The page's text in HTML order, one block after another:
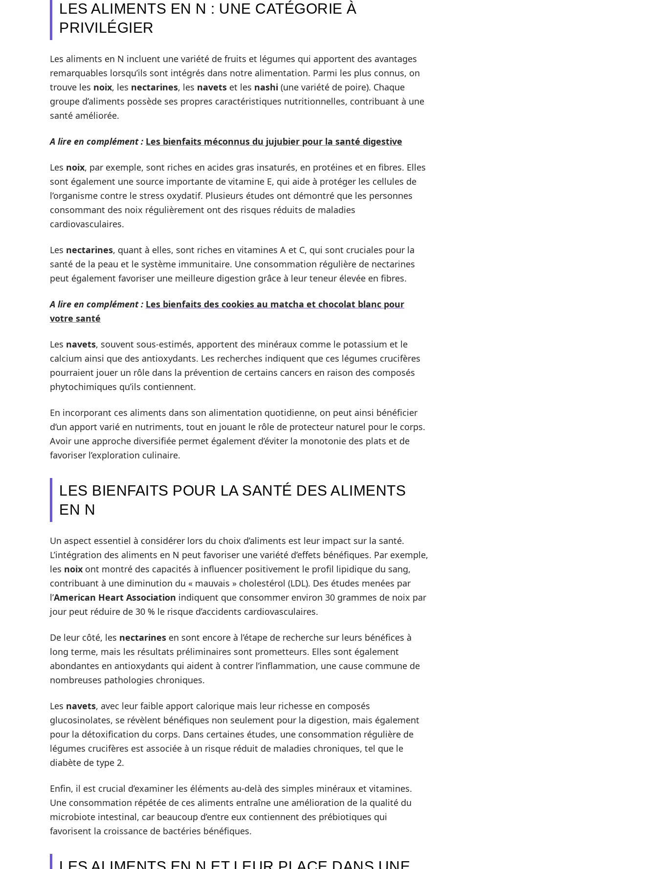
LES ALIMENTS EN N : UNE CATÉGORIE À
PRIVILÉGIER
Les aliments en N incluent une variété de fruits et légumes qui apportent des avantages
remarquables lorsqu’ils sont intégrés dans notre alimentation. Parmi les plus connus, on
trouve les noix, les nectarines, les navets et les nashi (une variété de poire). Chaque
groupe d’aliments possède ses propres caractéristiques nutritionnelles, contribuant à une
santé améliorée.
A lire en complément : Les bienfaits méconnus du jujubier pour la santé digestive
Les noix, par exemple, sont riches en acides gras insaturés, en protéines et en fibres. Elles
sont également une source importante de vitamine E, qui aide à protéger les cellules de
l’organisme contre le stress oxydatif. Plusieurs études ont démontré que les personnes
consommant des noix régulièrement ont des risques réduits de maladies
cardiovasculaires.
Les nectarines, quant à elles, sont riches en vitamines A et C, qui sont cruciales pour la
santé de la peau et le système immunitaire. Une consommation régulière de nectarines
peut également favoriser une meilleure digestion grâce à leur teneur élevée en fibres.
A lire en complément : Les bienfaits des cookies au matcha et chocolat blanc pour
votre santé
Les navets, souvent sous-estimés, apportent des minéraux comme le potassium et le
calcium ainsi que des antioxydants. Les recherches indiquent que ces légumes crucifères
pourraient jouer un rôle dans la prévention de certains cancers en raison des composés
phytochimiques qu’ils contiennent.
En incorporant ces aliments dans son alimentation quotidienne, on peut ainsi bénéficier
d’un apport varié en nutriments, tout en jouant le rôle de protecteur naturel pour le corps.
Avoir une approche diversifiée permet également d’éviter la monotonie des plats et de
favoriser l’exploration culinaire.
LES BIENFAITS POUR LA SANTÉ DES ALIMENTS
EN N
Un aspect essentiel à considérer lors du choix d’aliments est leur impact sur la santé.
L’intégration des aliments en N peut favoriser une variété d’effets bénéfiques. Par exemple,
les noix ont montré des capacités à influencer positivement le profil lipidique du sang,
contribuant à une diminution du « mauvais » cholestérol (LDL). Des études menées par
l’American Heart Association indiquent que consommer environ 30 grammes de noix par
jour peut réduire de 30 % le risque d’accidents cardiovasculaires.
De leur côté, les nectarines en sont encore à l’étape de recherche sur leurs bénéfices à
long terme, mais les résultats préliminaires sont prometteurs. Elles sont également
abondantes en antioxydants qui aident à contrer l’inflammation, une cause commune de
nombreuses pathologies chroniques.
Les navets, avec leur faible apport calorique mais leur richesse en composés
glucosinolates, se révèlent bénéfiques non seulement pour la digestion, mais également
pour la détoxification du corps. Dans certaines études, une consommation régulière de
légumes crucifères est associée à un risque réduit de maladies chroniques, tel que le
diabète de type 2.
Enfin, il est crucial d’examiner les éléments au-delà des simples minéraux et vitamines.
Une consommation répétée de ces aliments entraîne une amélioration de la qualité du
microbiote intestinal, car beaucoup d’entre eux contiennent des prébiotiques qui
favorisent la croissance de bactéries bénéfiques.